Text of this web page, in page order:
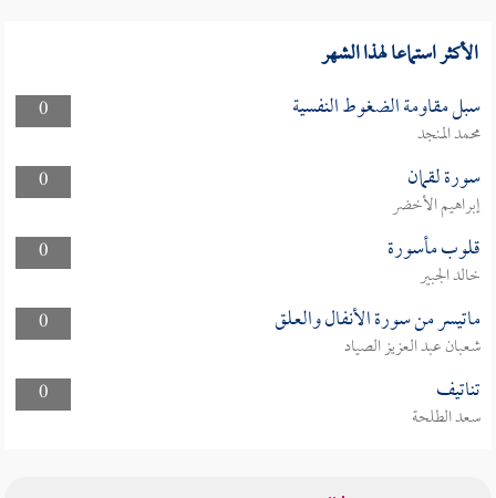
الأكثر استماعا لهذا الشهر
0 سبل مقاومة الضغوط النفسية
محمد المنجد
0
سورة لقمان
إبراهيم الأخضر
0
قلوب مأسورة
خالد الجبير
0
ماتيسر من سورة الأنفال والعلق
شعبان عبد العزيز الصياد
0
تناتيف
سعد الطلحة